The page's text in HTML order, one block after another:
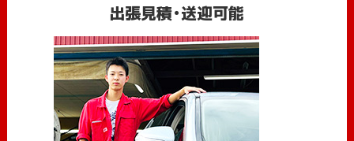
出張見積・送迎可能